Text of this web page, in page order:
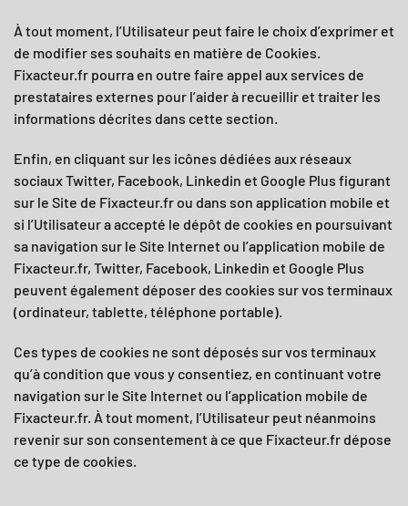
À tout moment, l’Utilisateur peut faire le choix d’exprimer et
de modifier ses souhaits en matière de Cookies.
Fixacteur.fr pourra en outre faire appel aux services de
prestataires externes pour l’aider à recueillir et traiter les
informations décrites dans cette section.
Enfin, en cliquant sur les icônes dédiées aux réseaux
sociaux Twitter, Facebook, Linkedin et Google Plus figurant
sur le Site de Fixacteur.fr ou dans son application mobile et
si l’Utilisateur a accepté le dépôt de cookies en poursuivant
sa navigation sur le Site Internet ou l’application mobile de
Fixacteur.fr, Twitter, Facebook, Linkedin et Google Plus
peuvent également déposer des cookies sur vos terminaux
(ordinateur, tablette, téléphone portable).
Ces types de cookies ne sont déposés sur vos terminaux
qu’à condition que vous y consentiez, en continuant votre
navigation sur le Site Internet ou l’application mobile de
Fixacteur.fr. À tout moment, l’Utilisateur peut néanmoins
revenir sur son consentement à ce que Fixacteur.fr dépose
ce type de cookies.